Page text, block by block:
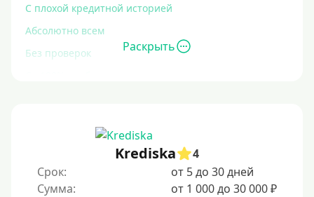
С плохой кредитной историей
Абсолютно всем
Без проверок
С просрочками
Залог
Раскрыть
Krediska
4
Срок:
от 5 до 30 дней
Сумма:
от 1 000 до 30 000 ₽